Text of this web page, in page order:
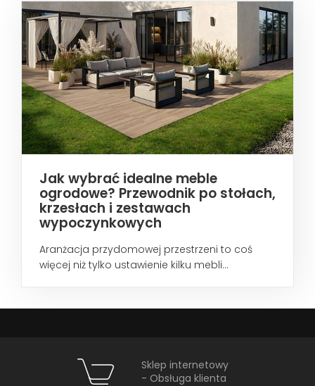
Jak wybrać idealne meble
ogrodowe? Przewodnik po stołach,
krzesłach i zestawach
wypoczynkowych
Aranżacja przydomowej przestrzeni to coś
więcej niż tylko ustawienie kilku mebli...
Sklep internetowy
- Obsługa klienta